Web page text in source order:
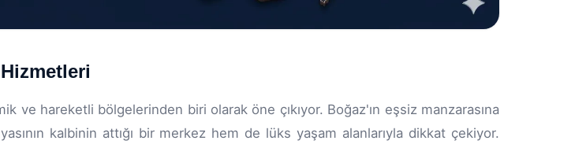
ve hareketli bölgelerinden biri olarak öne çıkıyor. Boğaz'ın eşsiz manzarasına
kalbinin attığı bir merkez hem de lüks yaşam alanlarıyla dikkat çekiyor.